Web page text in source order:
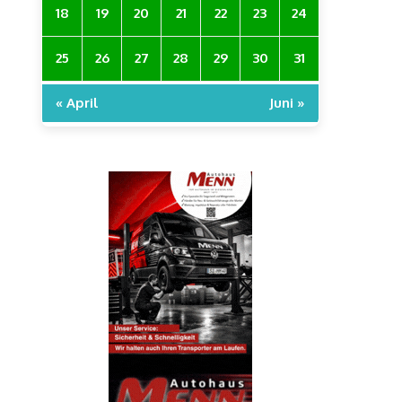
18 19 20 21 22 23 24
25 26 27 28 29 30 31
« April Juni »